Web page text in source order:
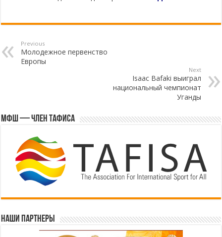
Previous
Молодежное первенство
Европы
Next
Isaac Bafaki выиграл
национальный чемпионат
Уганды
МФШ — член ТАФИСА
Наши партнеры